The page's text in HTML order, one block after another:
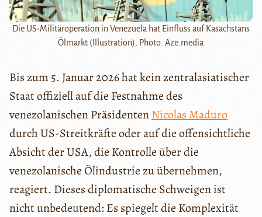
Die US-Militäroperation in Venezuela hat Einfluss auf Kasachstans
Ölmarkt (Illustration), Photo: Aze.media
Bis zum 5. Januar 2026 hat kein zentralasiatischer
Staat offiziell auf die Festnahme des
venezolanischen PräsidentenNicolas Maduro
durch US-Streitkräfte oder auf die offensichtliche
Absicht der USA, die Kontrolle über die
venezolanische Ölindustrie zu übernehmen,
reagiert. Dieses diplomatische Schweigen ist
nicht unbedeutend: Es spiegelt die Komplexität